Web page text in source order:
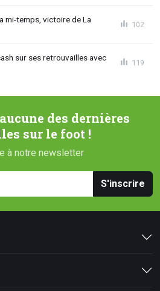
mi-temps, victoire de La
102
sur ses retrouvailles avec
119
des dernières
sur le foot !
à notre newsletter
S'inscrire